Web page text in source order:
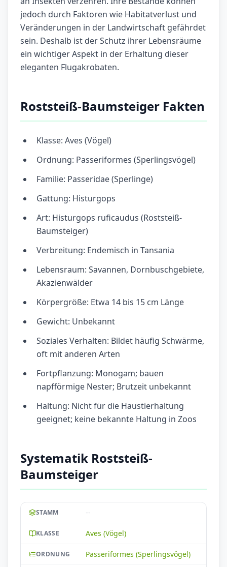
jedoch durch Faktoren wie Habitatverlust und
Veränderungen in der Landwirtschaft gefährdet
sein. Deshalb ist der Schutz ihrer Lebensräume
ein wichtiger Aspekt in der Erhaltung dieser
eleganten Flugakrobaten.
Roststeiß-Baumsteiger Fakten
Klasse: Aves (Vögel)
Ordnung: Passeriformes (Sperlingsvögel)
Familie: Passeridae (Sperlinge)
Gattung: Histurgops
Art: Histurgops ruficaudus (Roststeiß-
Baumsteiger)
Verbreitung: Endemisch in Tansania
Lebensraum: Savannen, Dornbuschgebiete,
Akazienwälder
Körpergröße: Etwa 14 bis 15 cm Länge
Gewicht: Unbekannt
Soziales Verhalten: Bildet häufig Schwärme,
oft mit anderen Arten
Fortpflanzung: Monogam; bauen
napfförmige Nester; Brutzeit unbekannt
Haltung: Nicht für die Haustierhaltung
geeignet; keine bekannte Haltung in Zoos
Systematik Roststeiß-
Baumsteiger
STAMM --
KLASSE Aves (Vögel)
ORDNUNG Passeriformes (Sperlingsvögel)